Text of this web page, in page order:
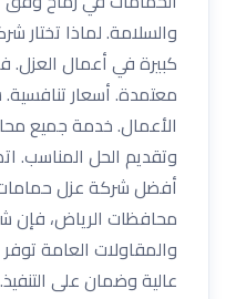
والسلامة. لماذا تختار
كبيرة في أعمال
معتمدة. أسعار
الأعمال. خدمة جميع
وتقديم الحل المناسب.
أفضل شركة عزل
محافظات الرياض، فإن
والمقاولات العامة
عالية وضمان على التنفيذ.